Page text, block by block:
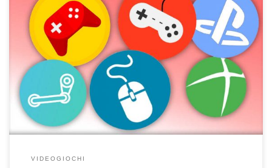
Le migliori offerte sui Videogiochi. Trova qui gli sconti più
recenti su videogiochi di ogni genere. Giochi Steam, Uplay, Epic,
Xbox e altro.
VIDEOGIOCHI